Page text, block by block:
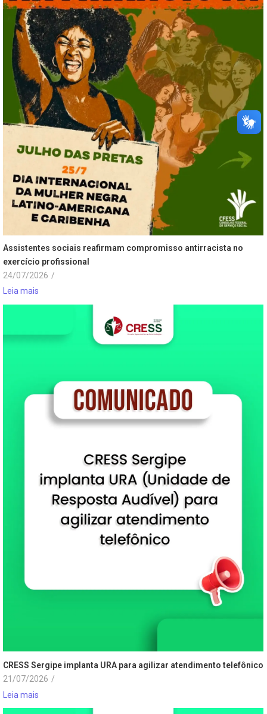
Assistentes sociais reafirmam compromisso antirracista no
exercício profissional
24/07/2026 /
Leia mais
CRESS Sergipe implanta URA para agilizar atendimento telefônico
21/07/2026 /
Leia mais